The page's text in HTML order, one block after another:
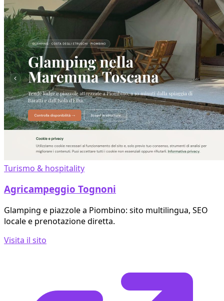
Turismo & hospitality
Agricampeggio Tognoni
Glamping e piazzole a Piombino: sito multilingua, SEO
locale e prenotazione diretta.
Visita il sito